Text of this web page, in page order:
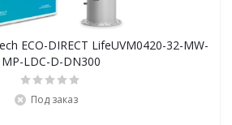
ECO-DIRECT LifeUVM0420-32-MW-
MP-LDC-D-DN300
Под заказ